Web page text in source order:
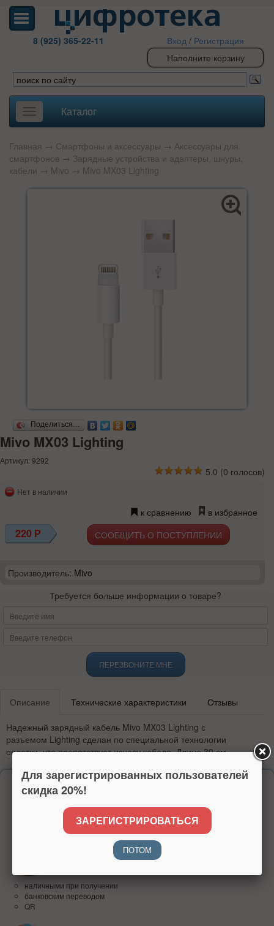
8 (925) 365-22-11 Вход / Регистрация
Наполните корзину
Toggle
navigation
Каталог
Главная → Смартфоны и аксессуары → Аксессуары для
смартфонов → Зарядные устройства и адаптеры, шнуры,
кабели → Mivo → Mivo MX03 Lighting
Поделиться…
Mivo MX03 Lighting
Артикул: 9292
5.0 (0 голосов)
Нет в наличии
к сравнению в избранное
220 Р СООБЩИТЬ О ПОСТУПЛЕНИИ
Производитель: Mivo
Требуется больше информации о товаре?
ПЕРЕЗВОНИТЕ МНЕ
Описание Технические характеристики Отзывы
Надежный зарядный кабель Mivo MX03 Lighting с
разъемом Lighting сделан по специальной технологии
оплетки, что препятствует износу кабеля. Длина 30 см.
Надежность
более 15 лет на рынке
высокий рейтинг
доверие покупателей по всей России
наличными при получении
банковским переводом
QR
Для зарегистрированных пользователей
скидка 20%!
ЗАРЕГИСТРИРОВАТЬСЯ
ПОТОМ